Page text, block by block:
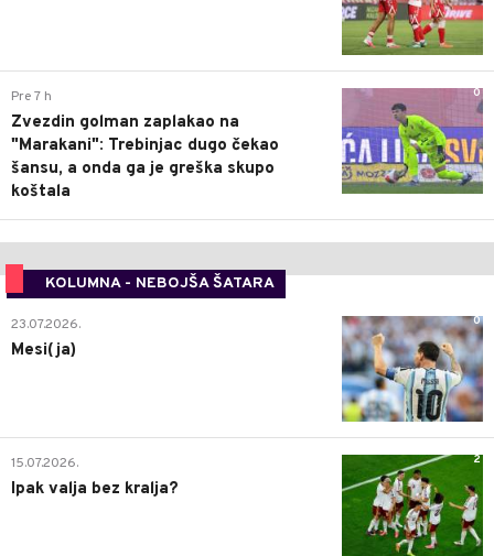
0
Pre 7 h
Zvezdin golman zaplakao na
"Marakani": Trebinjac dugo čekao
šansu, a onda ga je greška skupo
koštala
KOLUMNA - NEBOJŠA ŠATARA
0
23.07.2026.
Mesi(ja)
2
15.07.2026.
Ipak valja bez kralja?